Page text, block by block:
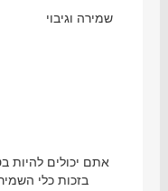
שמירה וגיבוי
אתם יכולים
בזכות כלי